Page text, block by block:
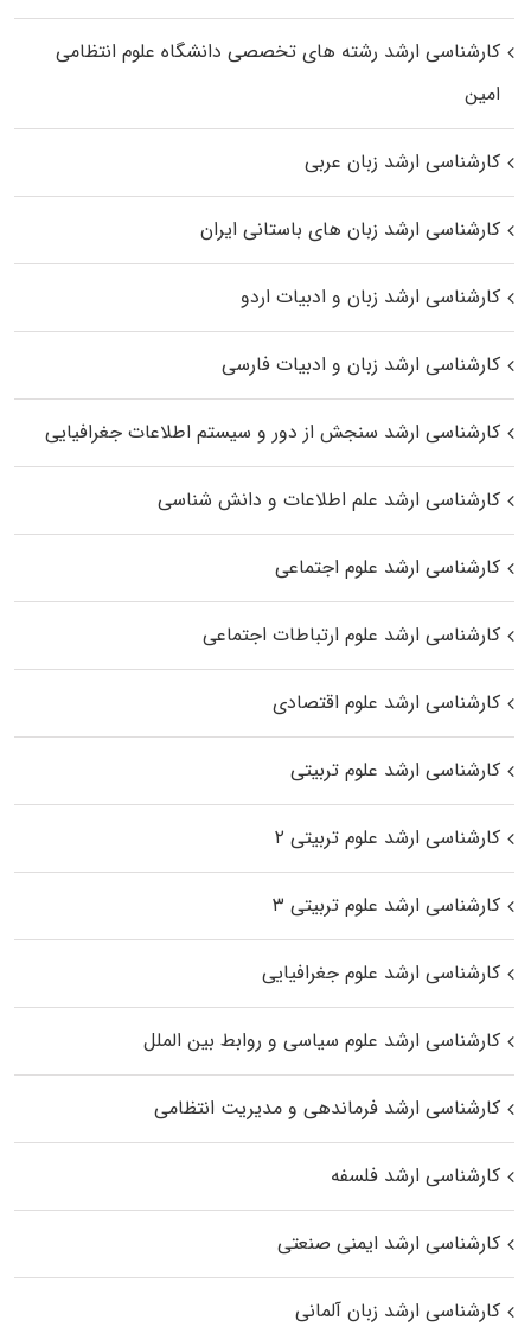
کارشناسی ارشد رﺷﺘﻪ ﻫﺎی تخصصی داﻧﺸﮕﺎه ﻋﻠﻮم انتظامی
اﻣﻴﻦ
کارشناسی ارشد زبان عربی
کارشناسی ارشد زبان‌ های باستانی ایران
کارشناسی ارشد زبان و ادبیات اردو
کارشناسی ارشد زبان و ادبیات فارسی
کارشناسی ارشد سنجش از دور و سیستم اطلاعات جغرافیایی
کارشناسی ارشد علم اطلاعات و دانش شناسی
کارشناسی ارشد علوم اجتماعی
کارشناسی ارشد علوم ارتباطات اجتماعی
کارشناسی ارشد علوم اقتصادی
کارشناسی ارشد علوم تربیتی
کارشناسی ارشد علوم تربیتی ۲
کارشناسی ارشد علوم تربیتی ۳
کارشناسی ارشد علوم جغرافیایی
کارشناسی ارشد علوم سیاسی و روابط بین الملل
کارشناسی ارشد فرماندهی و مدیریت انتظامی
کارشناسی ارشد فلسفه
کارشناسی ارشد ایمنی صنعتی
کارشناسی ارشد زبان آلمانی